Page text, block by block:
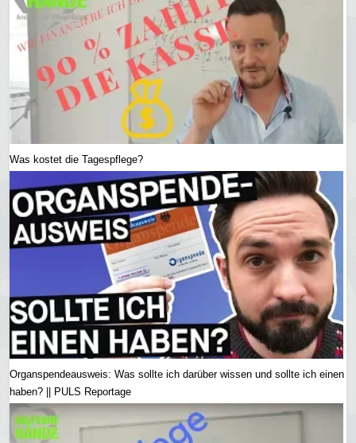
Was kostet die Tagespflege?
Organspendeausweis: Was sollte ich darüber wissen und sollte ich einen
haben? || PULS Reportage